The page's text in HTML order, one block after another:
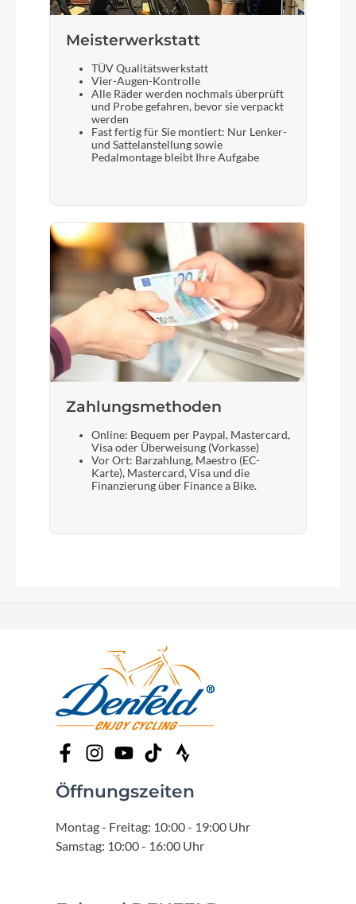
Meisterwerkstatt
TÜV Qualitätswerkstatt
Vier-Augen-Kontrolle
Alle Räder werden nochmals überprüft
und Probe gefahren, bevor sie verpackt
werden
Fast fertig für Sie montiert: Nur Lenker-
und Sattelanstellung sowie
Pedalmontage bleibt Ihre Aufgabe
Zahlungsmethoden
Online: Bequem per Paypal, Mastercard,
Visa oder Überweisung (Vorkasse)
Vor Ort: Barzahlung, Maestro (EC-
Karte), Mastercard, Visa und die
Finanzierung über Finance a Bike.
Öffnungszeiten
Montag - Freitag: 10:00 - 19:00 Uhr
Samstag: 10:00 - 16:00 Uhr